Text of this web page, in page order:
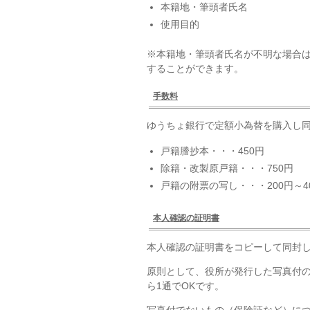
本籍地・筆頭者氏名
使用目的
※本籍地・筆頭者氏名が不明な場合
することができます。
手数料
ゆうちょ銀行で定額小為替を購入し
戸籍謄抄本・・・450円
除籍・改製原戸籍・・・750円
戸籍の附票の写し・・・200円～
本人確認の証明書
本人確認の証明書をコピーして同封
原則として、役所が発行した写真付
ら1通でOKです。